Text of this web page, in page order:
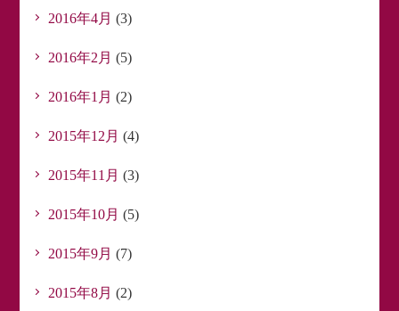
2016年4月 (3)
2016年2月 (5)
2016年1月 (2)
2015年12月 (4)
2015年11月 (3)
2015年10月 (5)
2015年9月 (7)
2015年8月 (2)